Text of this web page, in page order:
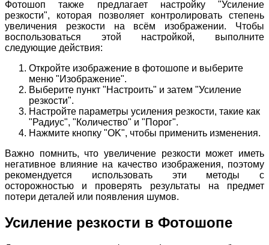
Фотошоп также предлагает настройку "Усиление
резкости", которая позволяет контролировать степень
увеличения резкости на всём изображении. Чтобы
воспользоваться этой настройкой, выполните
следующие действия:
Откройте изображение в фотошопе и выберите
меню "Изображение".
Выберите пункт "Настроить" и затем "Усиление
резкости".
Настройте параметры усиления резкости, такие как
"Радиус", "Количество" и "Порог".
Нажмите кнопку "OK", чтобы применить изменения.
Важно помнить, что увеличение резкости может иметь
негативное влияние на качество изображения, поэтому
рекомендуется использовать эти методы с
осторожностью и проверять результаты на предмет
потери деталей или появления шумов.
Усиление резкости в Фотошопе